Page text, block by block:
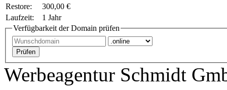
Restore:
300,00 €
Laufzeit:
1 Jahr
Verfügbarkeit der Domain prüfen
Werbeagentur Schmidt